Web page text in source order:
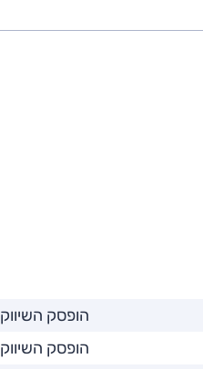
הופסק השיווק
הופסק השיווק